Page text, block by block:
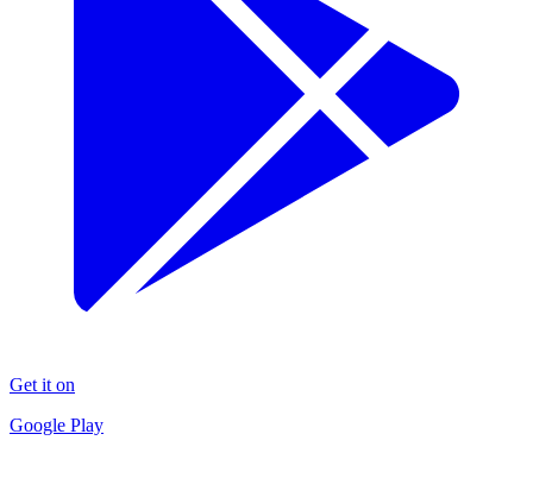
Get it on
Google Play